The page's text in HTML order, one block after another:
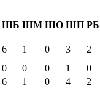
ШБ ШМ ШО ШП РБ
6 1 0 3
2
0 0 0 1
0
6 1 0 4
2